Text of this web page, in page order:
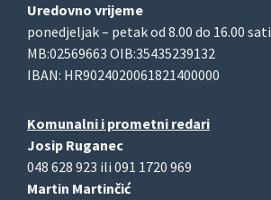
Uredovno vrijeme
ponedjeljak – petak od 8.00 do 16.00 sati
MB:02569663 OIB:35435239132
IBAN: HR9024020061821400000
Komunalni i prometni redari
Josip Ruganec
048 628 923 ili 091 1720 969
Martin Martinčić